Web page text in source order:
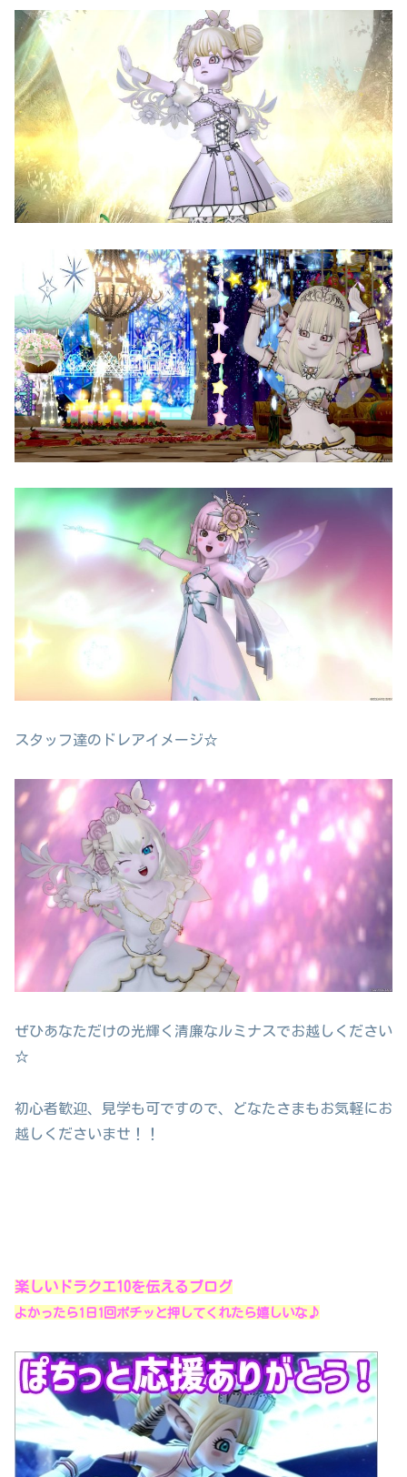
スタッフ達のドレアイメージ☆
ぜひあなただけの光輝く清廉なルミナスでお越しください
☆
初心者歓迎、見学も可ですので、どなたさまもお気軽にお
越しくださいませ！！
楽しいドラクエ10を伝えるブログ
よかったら1日1回ポチッと押してくれたら嬉しいな♪